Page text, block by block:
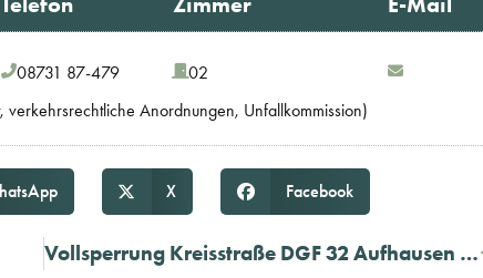
08731 87-479
02
Anordnungen, Unfallkommission)
X Facebook
Vollsperrung Kreisstraße DGF 32 Aufhausen bis Reichersdorf ab Montag, 16.03.2026